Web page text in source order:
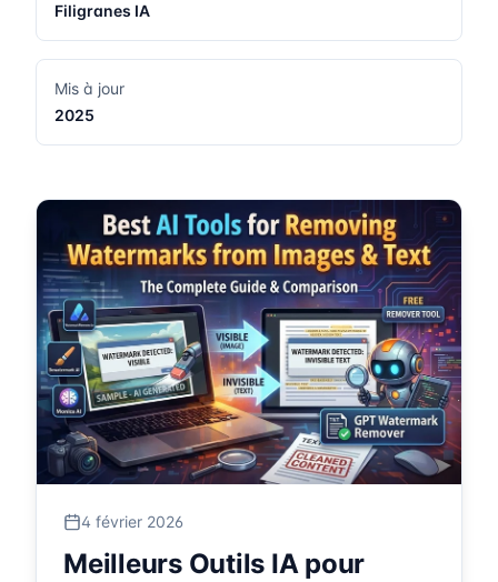
Filigranes IA
Mis à jour
2025
4 février 2026
Meilleurs Outils IA pour